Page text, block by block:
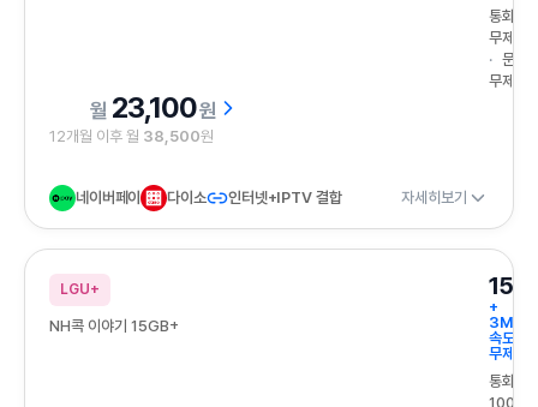
통화
무제한
문자
무제한
23,100원
12개월 이후 월 38,500원
네이버페이 다이소 인터넷+IPTV 결합 자세히보기
LGU+
NH콕 이야기 15GB+
+
속도
무제한
통화
100분